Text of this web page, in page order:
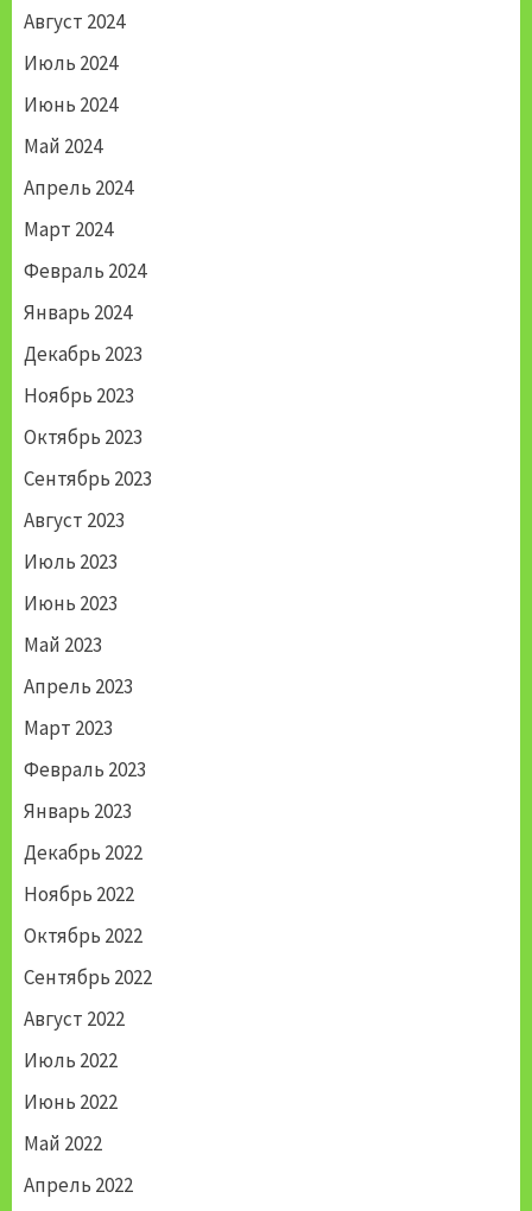
Август 2024
Июль 2024
Июнь 2024
Май 2024
Апрель 2024
Март 2024
Февраль 2024
Январь 2024
Декабрь 2023
Ноябрь 2023
Октябрь 2023
Сентябрь 2023
Август 2023
Июль 2023
Июнь 2023
Май 2023
Апрель 2023
Март 2023
Февраль 2023
Январь 2023
Декабрь 2022
Ноябрь 2022
Октябрь 2022
Сентябрь 2022
Август 2022
Июль 2022
Июнь 2022
Май 2022
Апрель 2022